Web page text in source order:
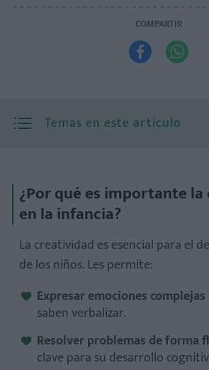
COMPARTIR
 
Temas en este artículo
1. Crea espacios para el juego libre
¿Por qué es importante
en la infancia?
La creatividad es esencial para el
de los niños. Les permite:
Expresar emociones complejas
saben verbalizar.
Resolver problemas de forma
clave para su desarrollo